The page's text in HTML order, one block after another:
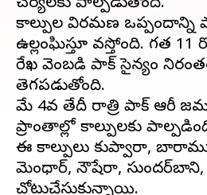
చర్యలకు పాల్పడుతోంది.
కాల్పుల విరమణ ఒప్పందాన్ని
ఉల్లంఘిస్తూ వస్తోంది. గత
రేఖ వెంబడి పాక్ సైన్యం
తెగపడుతోంది.
మే 4వ తేదీ రాత్రి పాక్ ఆర్మీ
ప్రాంతాల్లో కాల్పులకు
ఈ కాల్పులు కుప్వారా,
మెంధార్, నౌషేరా, సుందర్‌బాని,
చోటుచేసుకున్నాయి.